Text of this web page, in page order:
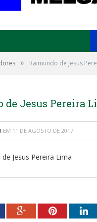
» Raimundo de Jesus
de Jesus Pereira
EM 11 DE AGOSTO DE 2017
Jesus Pereira Lima
Google+Pinterest